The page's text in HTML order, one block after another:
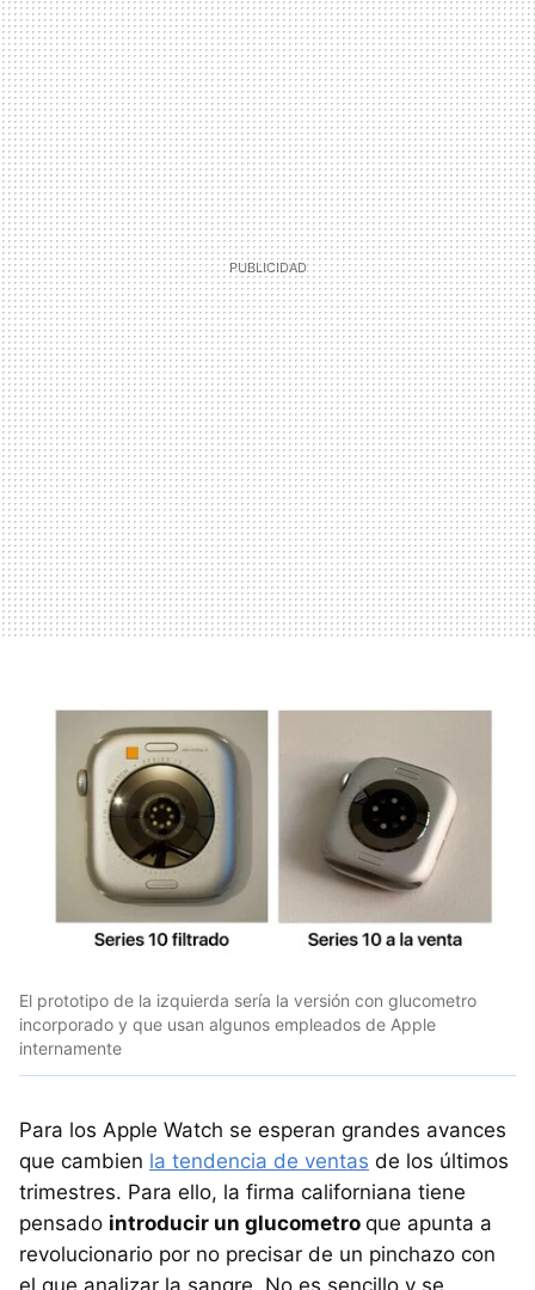
El prototipo de la izquierda sería la versión con glucometro
incorporado y que usan algunos empleados de Apple
internamente
Para los Apple Watch se esperan grandes avances
que cambien la tendencia de ventas de los últimos
trimestres. Para ello, la firma californiana tiene
pensado introducir un glucometro que apunta a
revolucionario por no precisar de un pinchazo con
el que analizar la sangre. No es sencillo y se